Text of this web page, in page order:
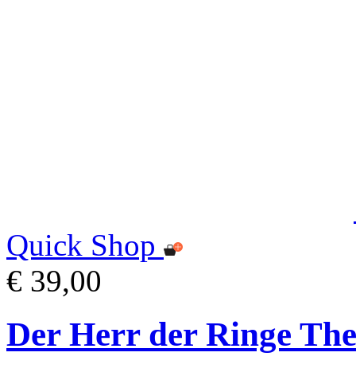
Quick Shop
€ 39,00
Der Herr der Ringe